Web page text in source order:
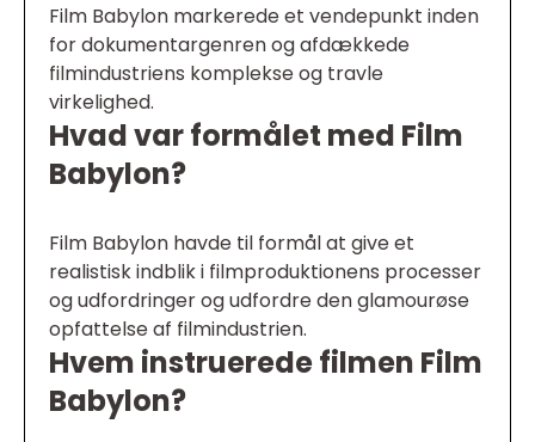
Film Babylon markerede et vendepunkt inden
for dokumentargenren og afdækkede
filmindustriens komplekse og travle
virkelighed.
Hvad var formålet med Film
Babylon?
Film Babylon havde til formål at give et
realistisk indblik i filmproduktionens processer
og udfordringer og udfordre den glamourøse
opfattelse af filmindustrien.
Hvem instruerede filmen Film
Babylon?